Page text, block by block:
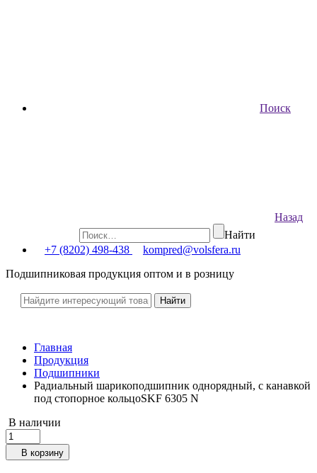
Поиск
Назад
Найти
+7 (8202) 498-438
kompred@volsfera.ru
Подшипниковая продукция оптом и в розницу
Главная
Продукция
Подшипники
Радиальный шарикоподшипник однорядный, с канавкой
под стопорное кольцоSKF 6305 N
В наличии
В корзину